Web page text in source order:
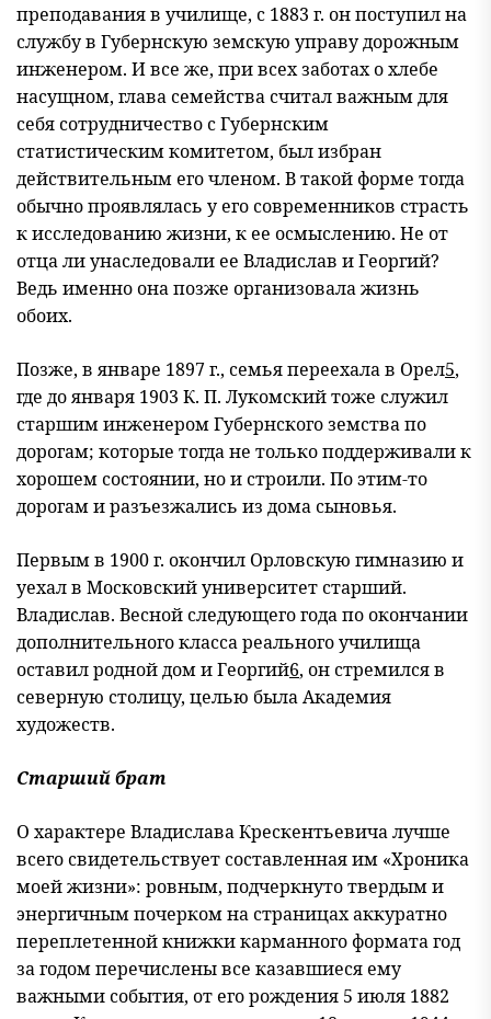
преподавания в училище, с 1883 г. он поступил на
службу в Губернскую земскую управу дорожным
инженером. И все же, при всех заботах о хлебе
насущном, глава семейства считал важным для
себя сотрудничество с Губернским
статистическим комитетом, был избран
действительным его членом. В такой форме тогда
обычно проявлялась у его современников страсть
к исследованию жизни, к ее осмыслению. Не от
отца ли унаследовали ее Владислав и Георгий?
Ведь именно она позже организовала жизнь
обоих.
Позже, в январе 1897 г., семья переехала в Орел5,
где до января 1903 К. П. Лукомский тоже служил
старшим инженером Губернского земства по
дорогам; которые тогда не только поддерживали к
хорошем состоянии, но и строили. По этим-то
дорогам и разъезжались из дома сыновья.
Первым в 1900 г. окончил Орловскую гимназию и
уехал в Московский университет старший.
Владислав. Весной следующего года по окончании
дополнительного класса реального училища
оставил родной дом и Георгий6, он стремился в
северную столицу, целью была Академия
художеств.
Старший брат
О характере Владислава Крескентьевича лучше
всего свидетельствует составленная им «Хроника
моей жизни»: ровным, подчеркнуто твердым и
энергичным почерком на страницах аккуратно
переплетенной книжки карманного формата год
за годом перечислены все казавшиеся ему
важными события, от его рождения 5 июля 1882